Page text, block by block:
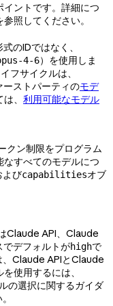
ントです。詳細につ
参照してください。
のIDではなく、
4-6）を使用しま
フサイクルは、
ストパーティのモデ
、 利用可能なモデル
クン制限をプログラム
すべてのモデルにつ
よびcapabilitiesオブ
Claude API、Claude
デフォルトがhighで
Claude APIとClaude
使用するには、
の選択に関するガイダ